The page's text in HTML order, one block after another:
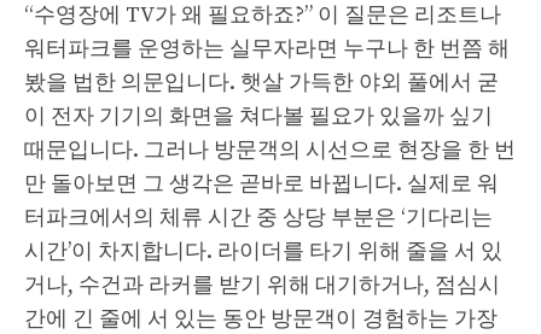
“수영장에 TV가 왜 필요하죠?” 이 질문은 리조트나
워터파크를 운영하는 실무자라면 누구나 한 번쯤 해
봤을 법한 의문입니다. 햇살 가득한 야외 풀에서 굳
이 전자 기기의 화면을 쳐다볼 필요가 있을까 싶기
때문입니다. 그러나 방문객의 시선으로 현장을 한 번
만 돌아보면 그 생각은 곧바로 바뀝니다. 실제로 워
터파크에서의 체류 시간 중 상당 부분은 ‘기다리는
시간’이 차지합니다. 라이더를 타기 위해 줄을 서 있
거나, 수건과 라커를 받기 위해 대기하거나, 점심시
간에 긴 줄에 서 있는 동안 방문객이 경험하는 가장